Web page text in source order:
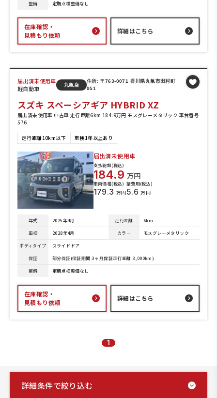
整備
定期点検整備なし
在庫確認・
見積もり依頼
詳細はこちら
届出済未使用車
軽自動車
丸亀店
住所: 〒763-0071 香川県丸亀市田村町
951
スズキ スペーシアギア HYBRID XZ
届出済未使用車 中古車 走行距離6km 184.9万円 モスグレーメタリック 車台番号
576
走行距離10km以下 車検1年以上あり
届出済未使用車
支払総額(税込)
184.9 万円
車両価格(税込)
179.3 万円
諸費用(税込)
5.6 万円
年式 2025年4月 走行距離
6km
車検
2028年4月 カラー
モスグレーメタリック
ボディタイプ
スライドドア
保証
部分保証(保証期間:3ヶ月保証走行距離:3,000km)
整備
定期点検整備なし
在庫確認・
見積もり依頼
詳細はこちら
1
詳細条件で絞り込む